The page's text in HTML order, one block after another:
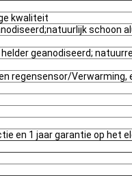
kwaliteit
schoon
geanodiseerd;
regensensor/Verwarming,
en 1 jaar garantie op het